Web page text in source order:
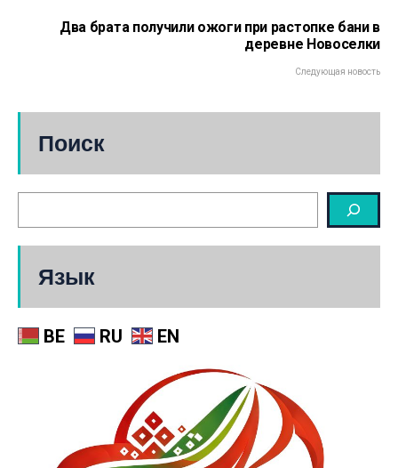
Два брата получили ожоги при растопке бани в
деревне Новоселки
Следующая новость
Поиск
Язык
BE RU EN